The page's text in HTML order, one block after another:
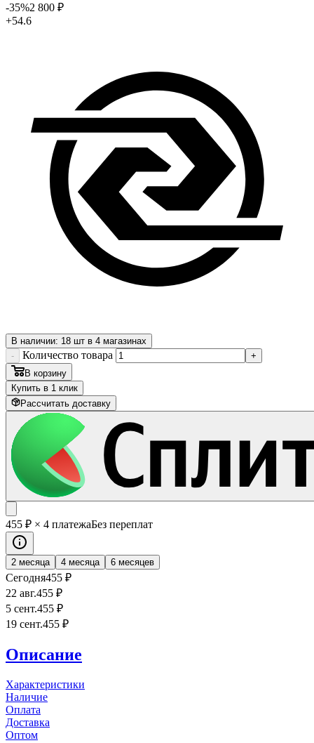
-35%2 800 ₽
+54.6
В наличии: 18 шт в 4 магазинах
-
Количество товара
+
В корзину
Купить в 1 клик
Рассчитать доставку
455 ₽ × 4 платежаБез переплат
2 месяца 4 месяца 6 месяцев
Сегодня455 ₽
22 авг.455 ₽
5 сент.455 ₽
19 сент.455 ₽
Описание
Характеристики
Наличие
Оплата
Доставка
Оптом